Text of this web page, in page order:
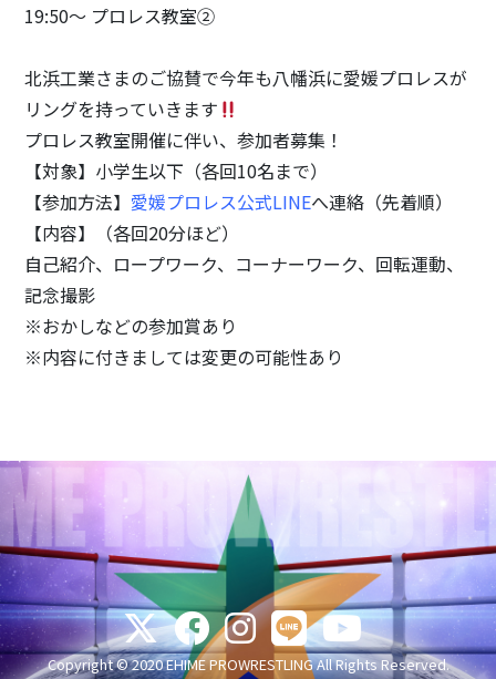
19:50〜 プロレス教室②
北浜工業さまのご協賛で今年も八幡浜に愛媛プロレスが
リングを持っていきます
プロレス教室開催に伴い、参加者募集！
【対象】小学生以下（各回10名まで）
【参加方法】 愛媛プロレス公式LINEへ連絡（先着順）
【内容】（各回20分ほど）
自己紹介、ロープワーク、コーナーワーク、回転運動、
記念撮影
※おかしなどの参加賞あり
※内容に付きましては変更の可能性あり
Copyright © 2020 EHIME PROWRESTLING All Rights Reserved.